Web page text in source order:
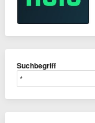
Suchbegriff